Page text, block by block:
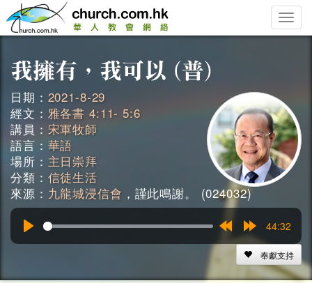
Toggle
日期： 2021-8-29
經文： 雅各書 4:11- 5:6
講員： 宋軍牧師
語言： 華語
場所： 主日崇拜
分類： 信徒生活
來源： 九龍城浸信會 ，謹此鳴謝。 (024032)
RewindForward
15s
44:32
奉獻支持